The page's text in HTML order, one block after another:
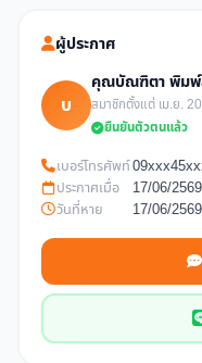
ผู้ประกาศ
บ
คุณบัณฑิตา พิมพ์
สมาชิกตั้งแต่ เม.ย.
ยืนยันตัวตนแล้ว
เบอร์โทรศัพท์
ประกาศเมื่อ
17/06/
วันที่หาย
17/06/